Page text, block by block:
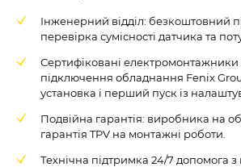
Інженерний відділ: безкоштовний
перевірка сумісності датчика та
Сертифіковані електромонтажники
підключення обладнання Fenix
установка і перший пуск із
Подвійна гарантія: виробника на
гарантія TPV на монтажні роботи.
Технічна підтримка 24/7 допомога